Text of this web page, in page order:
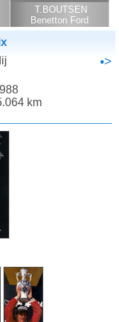
T.BOUTSEN
Benetton Ford
Cosworth
•>
km